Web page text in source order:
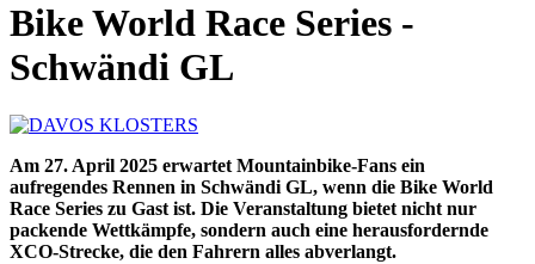
Bike World Race Series -
Schwändi GL
Am 27. April 2025 erwartet Mountainbike-Fans ein
aufregendes Rennen in Schwändi GL, wenn die Bike World
Race Series zu Gast ist. Die Veranstaltung bietet nicht nur
packende Wettkämpfe, sondern auch eine herausfordernde
XCO-Strecke, die den Fahrern alles abverlangt.